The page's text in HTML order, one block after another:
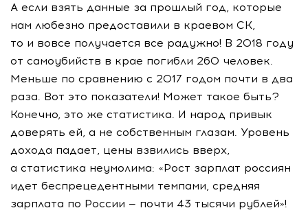
А если взять данные за прошлый год, которые
нам любезно предоставили в краевом СК,
то и вовсе получается все радужно! В 2018 году
от самоубийств в крае погибли 260 человек.
Меньше по сравнению с 2017 годом почти в два
раза. Вот это показатели! Может такое быть?
Конечно, это же статистика. И народ привык
доверять ей, а не собственным глазам. Уровень
дохода падает, цены взвились вверх,
а статистика неумолима: «Рост зарплат россиян
идет беспрецедентными темпами, средняя
зарплата по России — почти 43 тысячи рублей»!